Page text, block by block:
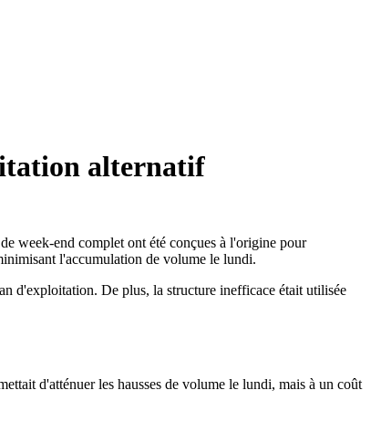
alternatif
week-end complet ont été conçues à l'origine pour
l'accumulation de volume le lundi.
d'exploitation. De plus, la structure inefficace était utilisée
d'atténuer les hausses de volume le lundi, mais à un coût